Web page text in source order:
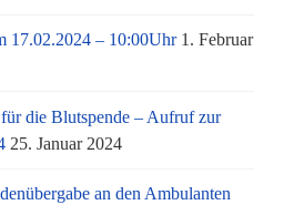
17.02.2024 – 10:00Uhr 1. Februar
die Blutspende – Aufruf zur
25. Januar 2024
an den Ambulanten